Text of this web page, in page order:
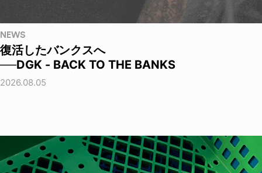
NEWS
復活したバンクスへ
──DGK - BACK TO THE BANKS
2026.08.05